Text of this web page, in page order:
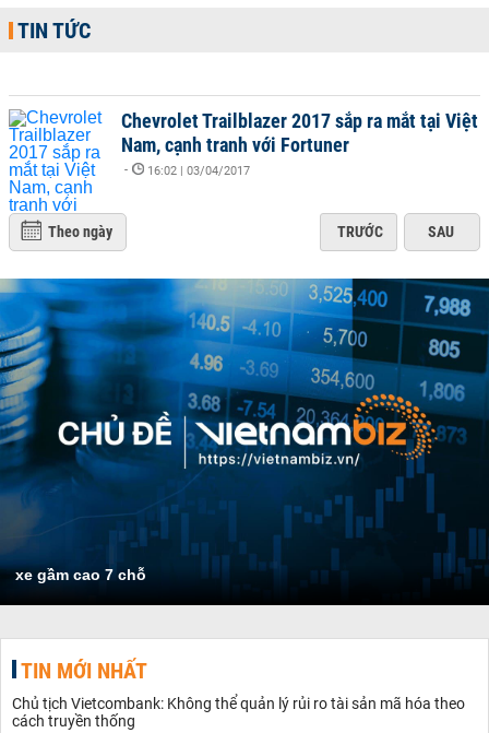
TIN TỨC
Chevrolet Trailblazer 2017 sắp ra mắt tại Việt
Nam, cạnh tranh với Fortuner
- 16:02 | 03/04/2017
Theo ngày TRƯỚC SAU
xe gầm cao 7 chỗ
TIN MỚI NHẤT
Chủ tịch Vietcombank: Không thể quản lý rủi ro tài sản mã hóa theo
cách truyền thống